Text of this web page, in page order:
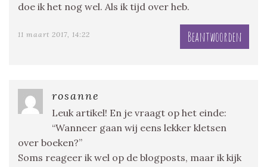
doe ik het nog wel. Als ik tijd over heb.
11 maart 2017, 14:22 Beantwoorden
rosanne
Leuk artikel! En je vraagt op het einde:
“Wanneer gaan wij eens lekker kletsen
over boeken?”
Soms reageer ik wel op de blogposts, maar ik kijk